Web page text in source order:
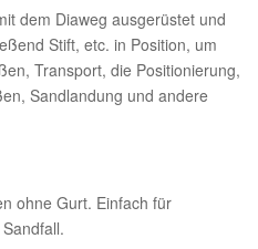
dem Diaweg ausgerüstet und
Stift, etc. in Position, um
Transport, die Positionierung,
Sandlandung und andere
ohne Gurt. Einfach für